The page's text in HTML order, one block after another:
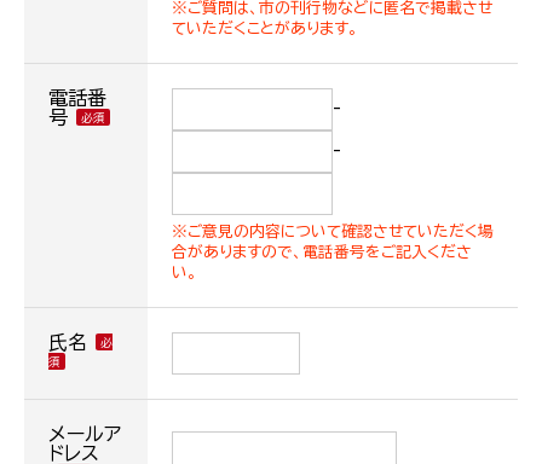
※ご質問は、市の刊行物などに匿名で掲載させ
ていただくことがあります。
電話番
号
-
-
※ご意見の内容について確認させていただく場
合がありますので、電話番号をご記入くださ
い。
氏名
メールア
ドレス